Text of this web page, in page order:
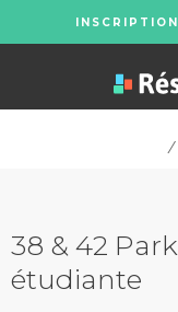
INSCRIPTION
/
38 & 42
étudiante